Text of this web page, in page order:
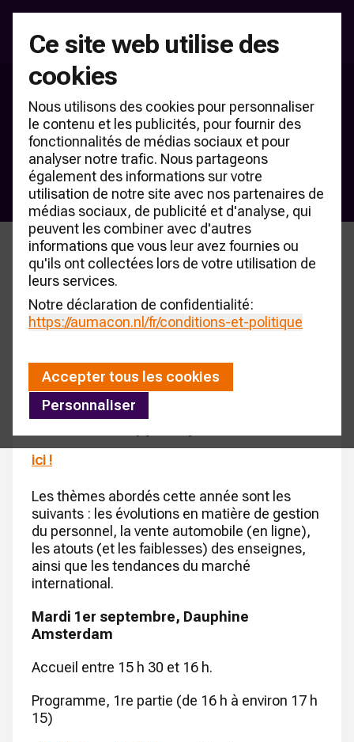
Ce site web utilise des
cookies
Nous utilisons des cookies pour personnaliser
le contenu et les publicités, pour fournir des
fonctionnalités de médias sociaux et pour
analyser notre trafic. Nous partageons
également des informations sur votre
utilisation de notre site avec nos partenaires de
médias sociaux, de publicité et d'analyse, qui
peuvent les combiner avec d'autres
informations que vous leur avez fournies ou
qu'ils ont collectées lors de votre utilisation de
leurs services.
Notre déclaration de confidentialité:
https://aumacon.nl /fr/conditions-et-politique
Accepter tous les cookies
Personnaliser
Événement national des
chaînes de garages 2026
La 16e édition du classement AUMACON Garageformule
Top-40 pour le marché néerlandais sera présentée le mardi
1er septembre 2026 au Dauphine Amsterdam
Le rendez-vous annuel
incontournable des
garages
ici !
Les thèmes abordés cette année sont les
suivants : les évolutions en matière de gestion
du personnel, la vente automobile (en ligne),
les atouts (et les faiblesses) des enseignes,
ainsi que les tendances du marché
international.
Mardi 1er septembre, Dauphine
Amsterdam
Accueil entre 15 h 30 et 16 h.
Programme, 1re partie (de 16 h à environ 17 h
15)